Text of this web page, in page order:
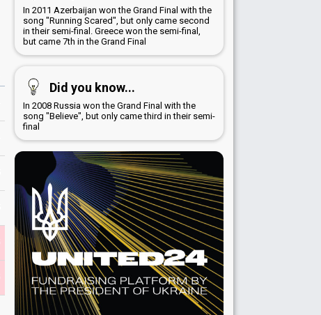
In 2011 Azerbaijan won the Grand Final with the
song "Running Scared", but only came second
in their semi-final. Greece won the semi-final,
but came 7th in the Grand Final
Did you know...
In 2008 Russia won the Grand Final with the
song "Believe", but only came third in their semi-
final